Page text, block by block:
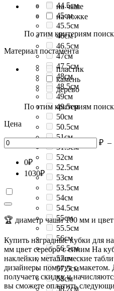
44.5см
45см
45.5см
46см
46.5см
47см
47.5см
48см
48.5см
49см
49.5см
50см
50.5см
51см
51.5см
52см
52.5см
53см
53.5см
54см
54.5см
55см
55.5см
56см
56.5см
57см
57.5см
58см
58.2см
на чаше
на ножке
По этим критериям
Материал постамента
пластик
камень
дерево
По этим критериям
Цена
₽ –
0₽
1030₽
🏆 диаметр чаши 100 мм и
Купить наградные кубки для
мм цвет серебро с синим На
наклейки, металлические
дизайнеры помогут с макетом.
получаете скидку и
вы сможете оплатить